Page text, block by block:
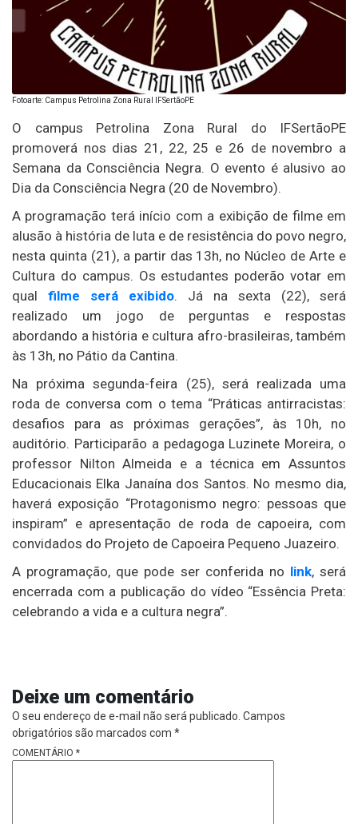
Fotoarte: Campus Petrolina Zona Rural IFSertãoPE
O campus Petrolina Zona Rural do IFSertãoPE
promoverá nos dias 21, 22, 25 e 26 de novembro a
Semana da Consciência Negra. O evento é alusivo ao
Dia da Consciência Negra (20 de Novembro).
A programação terá início com a exibição de filme em
alusão à história de luta e de resistência do povo negro,
nesta quinta (21), a partir das 13h, no Núcleo de Arte e
Cultura do campus. Os estudantes poderão votar em
qual filme será exibido. Já na sexta (22), será
realizado um jogo de perguntas e respostas
abordando a história e cultura afro-brasileiras, também
às 13h, no Pátio da Cantina.
Na próxima segunda-feira (25), será realizada uma
roda de conversa com o tema “Práticas antirracistas:
desafios para as próximas gerações”, às 10h, no
auditório. Participarão a pedagoga Luzinete Moreira, o
professor Nilton Almeida e a técnica em Assuntos
Educacionais Elka Janaína dos Santos. No mesmo dia,
haverá exposição “Protagonismo negro: pessoas que
inspiram” e apresentação de roda de capoeira, com
convidados do Projeto de Capoeira Pequeno Juazeiro.
A programação, que pode ser conferida no link, será
encerrada com a publicação do vídeo “Essência Preta:
celebrando a vida e a cultura negra”.
Deixe um comentário
O seu endereço de e-mail não será publicado. Campos
obrigatórios são marcados com *
COMENTÁRIO *